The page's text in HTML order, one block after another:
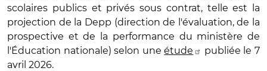
scolaires publics et privés sous contrat, telle est la
projection de la Depp (direction de l'évaluation, de la
prospective et de la performance du ministère de
l'Éducation nationale) selon uneétude
publiée le 7
avril 2026.